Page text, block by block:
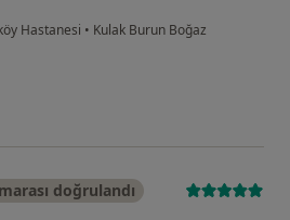
Hastanesi • Kulak Burun Boğaz
doğrulandı